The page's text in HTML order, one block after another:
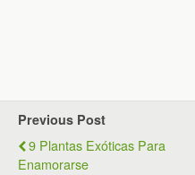
Previous Post
9 Plantas Exóticas Para
Enamorarse